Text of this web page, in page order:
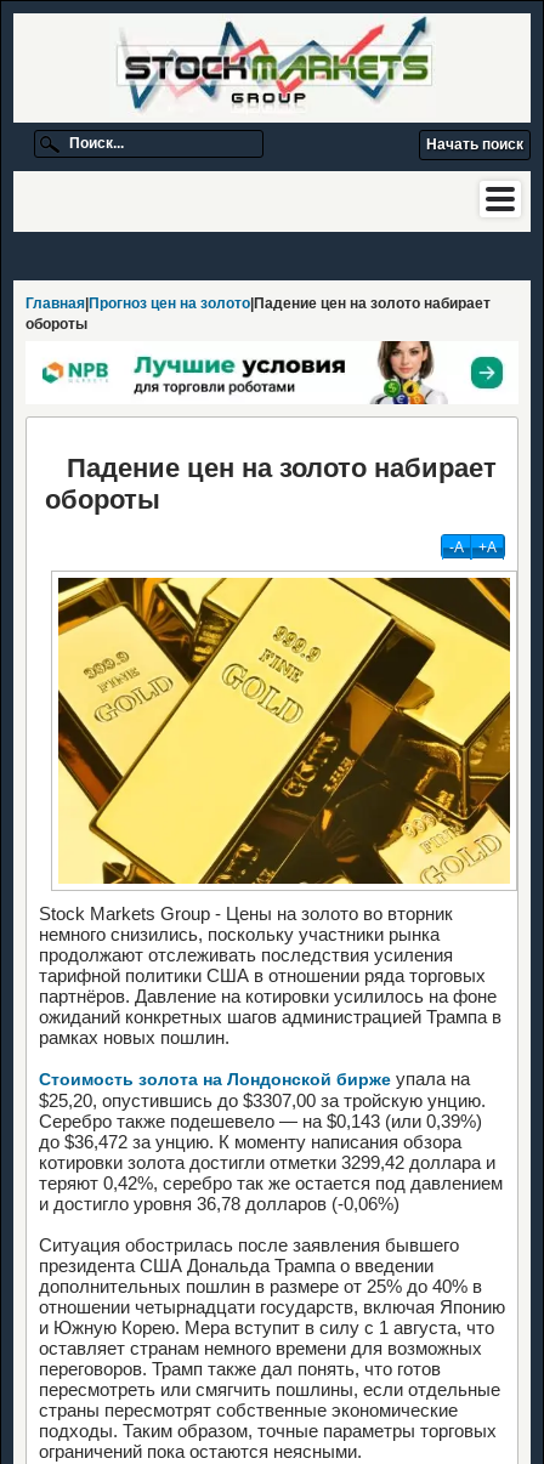
Главная Прогноз цен на золото |Падение цен на золото набирает
обороты
Падение цен на золото набирает
обороты
-А +А
Stock Markets Group - Цены на золото во вторник
немного снизились, поскольку участники рынка
продолжают отслеживать последствия усиления
тарифной политики США в отношении ряда торговых
партнёров. Давление на котировки усилилось на фоне
ожиданий конкретных шагов администрацией Трампа в
рамках новых пошлин.
Стоимость золота на Лондонской бирже упала на
$25,20, опустившись до $3307,00 за тройскую унцию.
Серебро также подешевело — на $0,143 (или 0,39%)
до $36,472 за унцию. К моменту написания обзора
котировки золота достигли отметки 3299,42 доллара и
теряют 0,42%, серебро так же остается под давлением
и достигло уровня 36,78 долларов (-0,06%)
Ситуация обострилась после заявления бывшего
президента США Дональда Трампа о введении
дополнительных пошлин в размере от 25% до 40% в
отношении четырнадцати государств, включая Японию
и Южную Корею. Мера вступит в силу с 1 августа, что
оставляет странам немного времени для возможных
переговоров. Трамп также дал понять, что готов
пересмотреть или смягчить пошлины, если отдельные
страны пересмотрят собственные экономические
подходы. Таким образом, точные параметры торговых
ограничений пока остаются неясными.